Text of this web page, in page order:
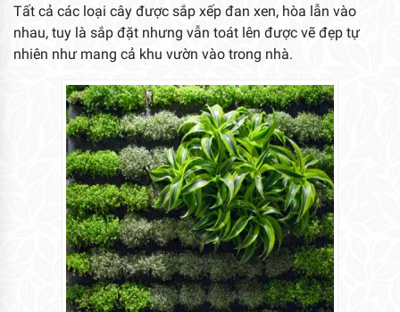
Tất cả các loại cây được sắp xếp đan xen, hòa lẫn vào
nhau, tuy là sắp đặt nhưng vẫn toát lên được vẽ đẹp tự
nhiên như mang cả khu vườn vào trong nhà.